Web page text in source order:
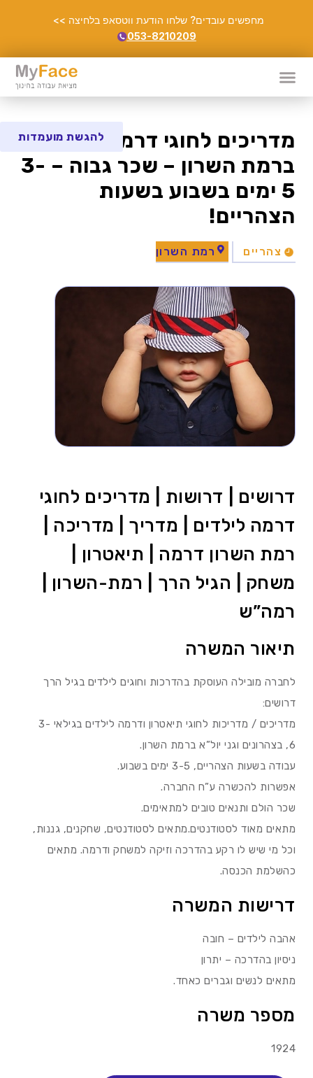
מחפשים עובדים? שלחו הודעת ווטסאפ בלחיצה >>
053-8210209
מדריכים לחוגי דרמה לילדים
ברמת השרון – שכר גבוה – 3-
5 ימים בשבוע בשעות
הצהריים!
צהריים רמת השרון
להגשת מועמדות
דרושים | דרושות | מדריכים לחוגי
דרמה לילדים | מדריך | מדריכה |
רמת השרון דרמה | תיאטרון |
משחק | הגיל הרך | רמת-השרון |
רמה”ש
תיאור המשרה
לחברה מובילה העוסקת בהדרכות וחוגים לילדים בגיל הרך
דרושים:
מדריכים / מדריכות לחוגי תיאטרון ודרמה לילדים בגילאי 3-
6, בצהרונים וגני יול”א ברמת השרון.
עבודה בשעות הצהריים, 3-5 ימים בשבוע.
אפשרות להכשרה ע”ח החברה.
שכר הולם ותנאים טובים למתאימים.
מתאים מאוד לסטודנטים.מתאים לסטודנטים, שחקנים, גננות,
וכל מי שיש לו רקע בהדרכה וזיקה למשחק ודרמה. מתאים
כהשלמת הכנסה.
דרישות המשרה
אהבה לילדים – חובה
ניסיון בהדרכה – יתרון
מתאים לנשים וגברים כאחד.
מספר משרה
1924